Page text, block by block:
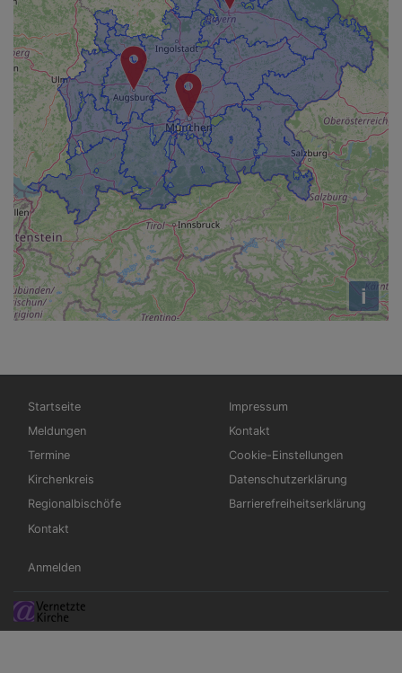
i
Hauptnavigation
Startseite
Meldungen
Termine
Kirchenkreis
Regionalbischöfe
Kontakt
Fußbereichsmenü
Impressum
Kontakt
Cookie-Einstellungen
Datenschutzerklärung
Barrierefreiheitserklärung
Benutzermenü
Anmelden